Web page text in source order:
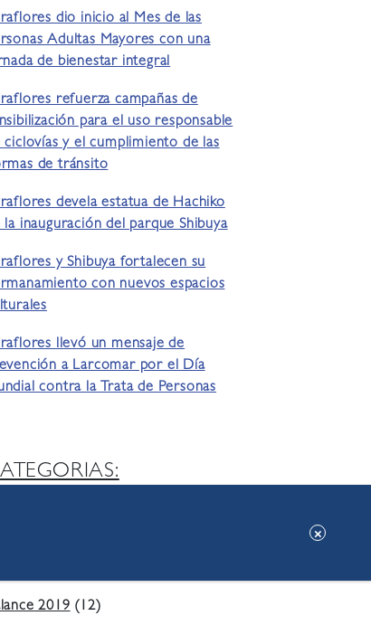
dio inicio al Mes de las
Adultas Mayores con una
de bienestar integral
refuerza campañas de
para el uso responsable
ciclovías y el cumplimiento de las
de tránsito
devela estatua de Hachiko
la inauguración del parque Shibuya
y Shibuya fortalecen su
con nuevos espacios
llevó un mensaje de
a Larcomar por el Día
contra la Trata de Personas
2019(12)